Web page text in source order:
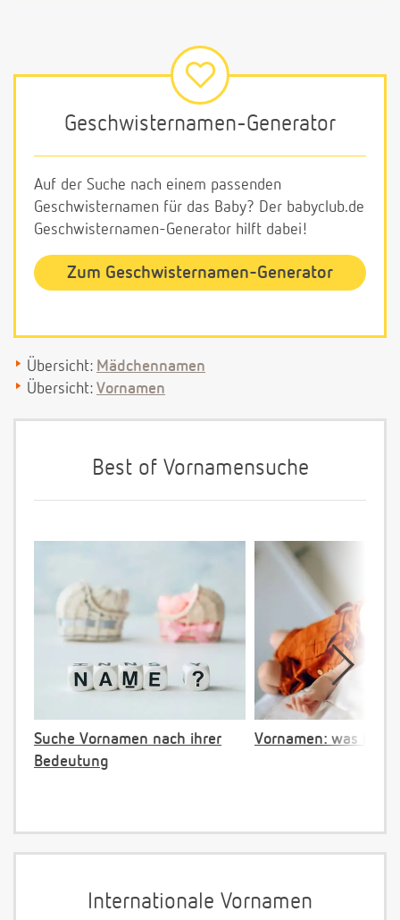
Geschwisternamen-Generator
Auf der Suche nach einem passenden
Geschwisternamen für das Baby? Der babyclub.de
Geschwisternamen-Generator hilft dabei!
Zum Geschwisternamen-Generator
Übersicht: Mädchennamen
Übersicht: Vornamen
Best of Vornamensuche
Suche Vornamen nach ihrer
Bedeutung
Vornamen: was ist
Internationale Vornamen